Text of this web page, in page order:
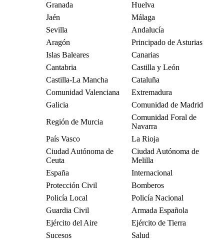
Granada
Huelva
Jaén
Málaga
Sevilla
Andalucía
Aragón
Principado de Asturias
Islas Baleares
Canarias
Cantabria
Castilla y León
Castilla-La Mancha
Cataluña
Comunidad Valenciana
Extremadura
Galicia
Comunidad de Madrid
Región de Murcia
Comunidad Foral de
Navarra
País Vasco
La Rioja
Ciudad Autónoma de
Ceuta
Ciudad Autónoma de
Melilla
España
Internacional
Protección Civil
Bomberos
Policía Local
Policía Nacional
Guardia Civil
Armada Española
Ejército del Aire
Ejército de Tierra
Sucesos
Salud